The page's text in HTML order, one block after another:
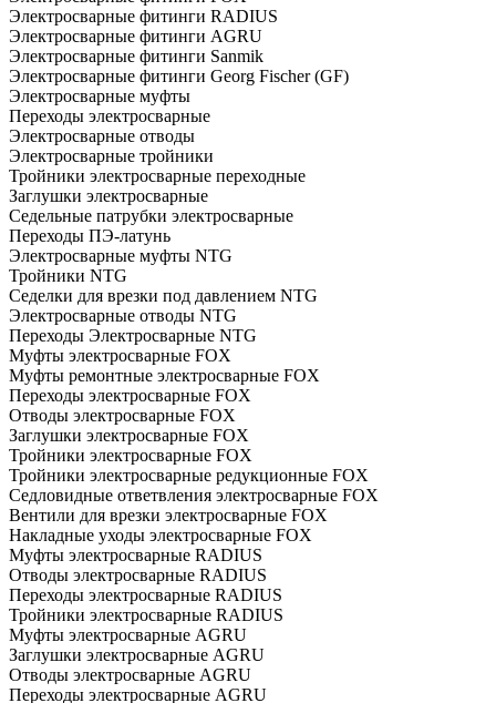
Электросварные фитинги RADIUS
Электросварные фитинги AGRU
Электросварные фитинги Sanmik
Электросварные фитинги Georg Fischer (GF)
Электросварные муфты
Переходы электросварные
Электросварные отводы
Электросварные тройники
Тройники электросварные переходные
Заглушки электросварные
Седельные патрубки электросварные
Переходы ПЭ-латунь
Электросварные муфты NTG
Тройники NTG
Седелки для врезки под давлением NTG
Электросварные отводы NTG
Переходы Электросварные NTG
Муфты электросварные FOX
Муфты ремонтные электросварные FOX
Переходы электросварные FOX
Отводы электросварные FOX
Заглушки электросварные FOX
Тройники электросварные FOX
Тройники электросварные редукционные FOX
Седловидные ответвления электросварные FOX
Вентили для врезки электросварные FOX
Накладные уходы электросварные FOX
Муфты электросварные RADIUS
Отводы электросварные RADIUS
Переходы электросварные RADIUS
Тройники электросварные RADIUS
Муфты электросварные AGRU
Заглушки электросварные AGRU
Отводы электросварные AGRU
Переходы электросварные AGRU